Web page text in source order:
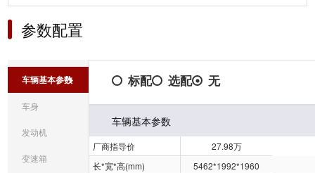
参数配置
车辆基本参数
车身
发动机
变速箱
标配 选配 无
车辆基本参数
厂商指导价
27.98万
长*宽*高(mm)
5462*1992*1960